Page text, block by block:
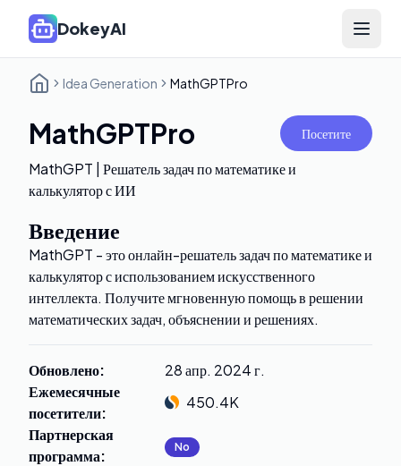
DokeyAI Open
Idea Generation MathGPTPro
MathGPTPro Посетите
MathGPT | Решатель задач по математике и
калькулятор с ИИ
Введение
MathGPT - это онлайн-решатель задач по математике и
калькулятор с использованием искусственного
интеллекта. Получите мгновенную помощь в решении
математических задач, объяснении и решениях.
Обновлено:
28 апр. 2024 г.
Ежемесячные
посетители:
450.4K
Партнерская
программа: No